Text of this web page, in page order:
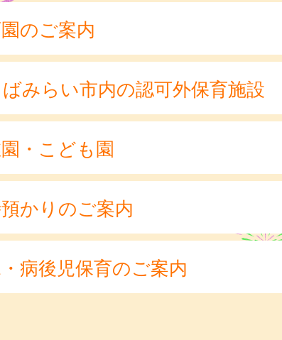
のご案内
みらい市内の認可外保育施設
・こども園
かりのご案内
病後児保育のご案内